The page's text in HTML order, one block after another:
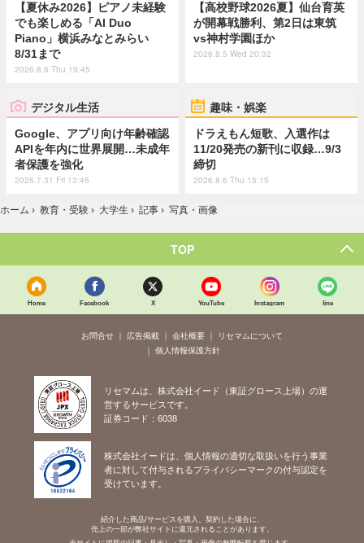
【夏休み2026】ピアノ未経験
でも楽しめる「AI Duo
Piano」横浜みなとみらい
8/31まで
2026.8.6 Thu 19:45
【高校野球2026夏】仙台育英
が開幕戦勝利、第2日は東筑
vs神村学園ほか
2026.8.5 Wed 20:32
デジタル生活
Google、アプリ向け年齢確認
APIを年内に世界展開…未成年
者保護を強化
2026.7.31 Fri 13:45
趣味・娯楽
ドラえもん短歌、入選作は
11/20発売の新刊に収録…9/3
締切
2026.8.6 Thu 15:15
ホーム › 教育・受験 › 大学生 › 記事 › 写真・画像
TOP
Home Facebook X YouTube Instagram line
お問合せ 広告掲載 会社概要
リセマムについて
個人情報保護方針
リセマムは、株式会社イード（東証グロース上場）の運
営するサービスです。
証券コード：6038
株式会社イードは、個人情報の適切な取扱いを行う事業
者に対して付与されるプライバシーマークの付与認定を
受けています。
紹介した商品/サービスを購入、契約した場合に、
売上の一部が弊社サイトに還元されることがあります。